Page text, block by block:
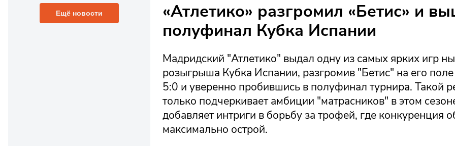
Ещё новости
«Атлетико» разгромил «Бетис» и
полуфинал Кубка Испании
Мадридский "Атлетико" выдал одну из самых ярких игр
розыгрыша Кубка Испании, разгромив "Бетис" на его
5:0 и уверенно пробившись в полуфинал турнира. Такой
только подчеркивает амбиции "матрасников" в этом
добавляет интриги в борьбу за трофей, где конкуренция
максимально острой.